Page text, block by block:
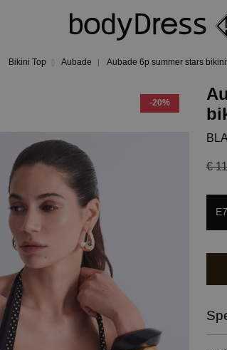
Bikini Top Aubade Aubade 6p summer stars
-20%
€